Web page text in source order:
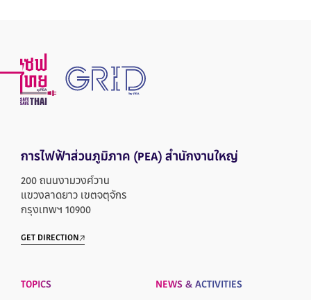
การไฟฟ้าส่วนภูมิภาค (PEA) สำนักงานใหญ่
200 ถนนงามวงศ์วาน
แขวงลาดยาว เขตจตุจักร
กรุงเทพฯ 10900
GET DIRECTION
TOPICS NEWS & ACTIVITIES